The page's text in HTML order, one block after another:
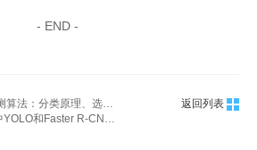
- END -
上一篇：皮带偏离/撕裂检测算法：分类原理、选型维度与工程化落地指南
返回列表
下一篇：目标检测类算法中YOLO和Faster R-CNN的具体原理、对比与应用